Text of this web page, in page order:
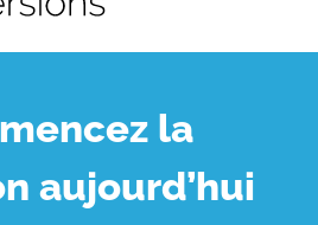
la
aujourd’hui